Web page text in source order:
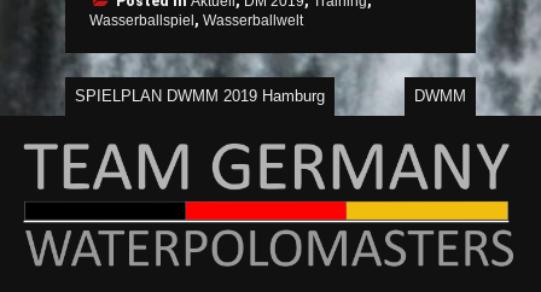
Wasserballspiel , Wasserballwelt
Beitragsnavigation
SPIELPLAN DWMM 2019 Hamburg DWMM